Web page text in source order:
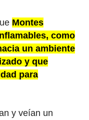
Montes
como
un ambiente
y que
para
y veían un